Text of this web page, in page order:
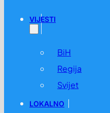
VIJESTI
BiH
Regija
Svijet
LOKALNO